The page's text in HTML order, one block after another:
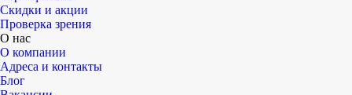
Скидки и акции
Проверка зрения
О нас
О компании
Адреса и контакты
Блог